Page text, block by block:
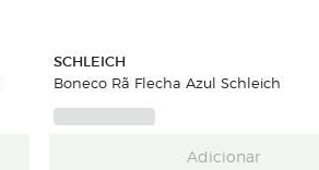
SCHLEICH
Boneco Rã Flecha Azul Schleich
Adicionar